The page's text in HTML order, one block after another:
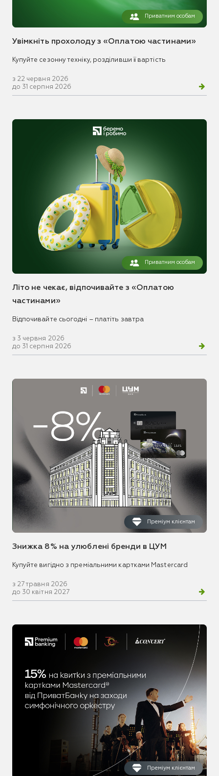
Приватним особам
Увімкніть прохолоду з «Оплатою частинами»
Купуйте сезонну техніку, розділивши її вартість
з 22 червня 2026
до 31 серпня 2026
Приватним особам
Літо не чекає, відпочивайте з «Оплатою
частинами»
Відпочивайте сьогодні – платіть завтра
з 3 червня 2026
до 31 серпня 2026
Преміум клієнтам
Знижка 8% на улюблені бренди в ЦУМ
Купуйте вигідно з преміальними картками Mastercard
з 27 травня 2026
до 30 квітня 2027
Преміум клієнтам